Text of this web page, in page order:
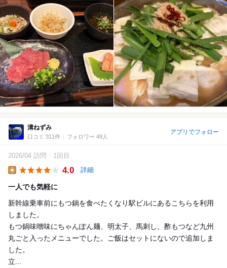
溝ねずみ
口コミ 311件 フォロワー 49人
アプリでフォロー
2026/04 訪問 1回目
4.0 詳細
一人でも気軽に
新幹線乗車前にもつ鍋を食べたくなり駅ビルにあるこちらを利用
しました。
もつ鍋味噌味にちゃんぽん麺、明太子、馬刺し、酢もつなど九州
丸ごと入ったメニューでした。ご飯はセットにないので追加しま
した。
立...